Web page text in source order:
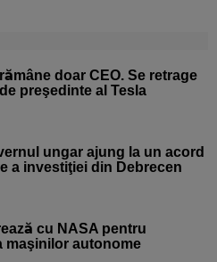
doar CEO. Se retrage
preşedinte al Tesla
ungar ajung la un acord
a investiţiei din Debrecen
cu NASA pentru
maşinilor autonome